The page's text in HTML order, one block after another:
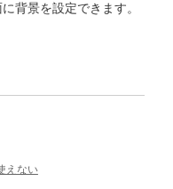
背景を設定できます。
えない